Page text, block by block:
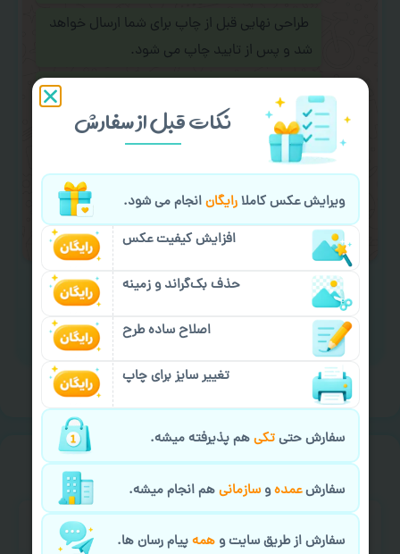
طراحی نهایی قبل از چاپ برای شما ارسال خواهد
شد و پس از تایید چاپ می شود.
کردن متن و عکس) یا هماهنگی ارسال و یا
کادو کردن سفارش
با اپراتو عکسچاپ هماهنگی
لازم را انجام دهید.
ایمیل جهت ثبت یا پیگیری سفارش:
aks4chap.com@gmail.com
برای ارسال پیام کلیک کنید
خیالت راحت ازسفارش گیری
نکات قبل از سفارش
ویرایش عکس کاملارایگانانجام می شود.
افزایش کیفیت عکس
حذف بک‌گراند و زمینه
اصلاح ساده طرح
تغییر سایز برای چاپ
سفارش حتیتکیهم پذیرفته میشه.
سفارشعمدهوسازمانیهم انجام میشه.
سفارش از طریق سایت وهمهپیام رسان ها.